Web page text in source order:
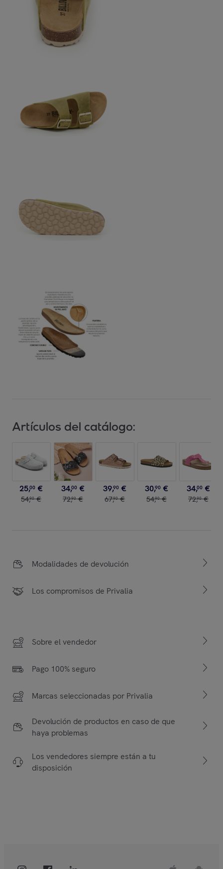
Artículos del catálogo:
25,00 €
54,90 €
34,00 €
72,90 €
39,90 €
67,90 €
30,90 €
54,90 €
34,00 €
72,90 €
Modalidades de devolución
Los compromisos de Privalia
Sobre el vendedor
Pago 100% seguro
Marcas seleccionadas por Privalia
Devolución de productos en caso de que
haya problemas
Los vendedores siempre están a tu
disposición